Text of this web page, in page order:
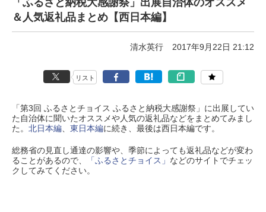
＆人気返礼品まとめ【西日本編】
清水英行 2017年9月22日 21:12
リスト
「第3回 ふるさとチョイス ふるさと納税大感謝祭」に出展してい
た自治体に聞いたオススメや人気の返礼品などをまとめてみまし
た。 北日本編、 東日本編に続き、最後は西日本編です。
総務省の見直し通達の影響や、季節によっても返礼品などが変わ
ることがあるので、
「ふるさとチョイス」 などのサイトでチェッ
クしてみてください。